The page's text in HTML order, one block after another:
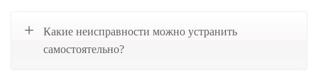
Какие неисправности можно устранить
самостоятельно?